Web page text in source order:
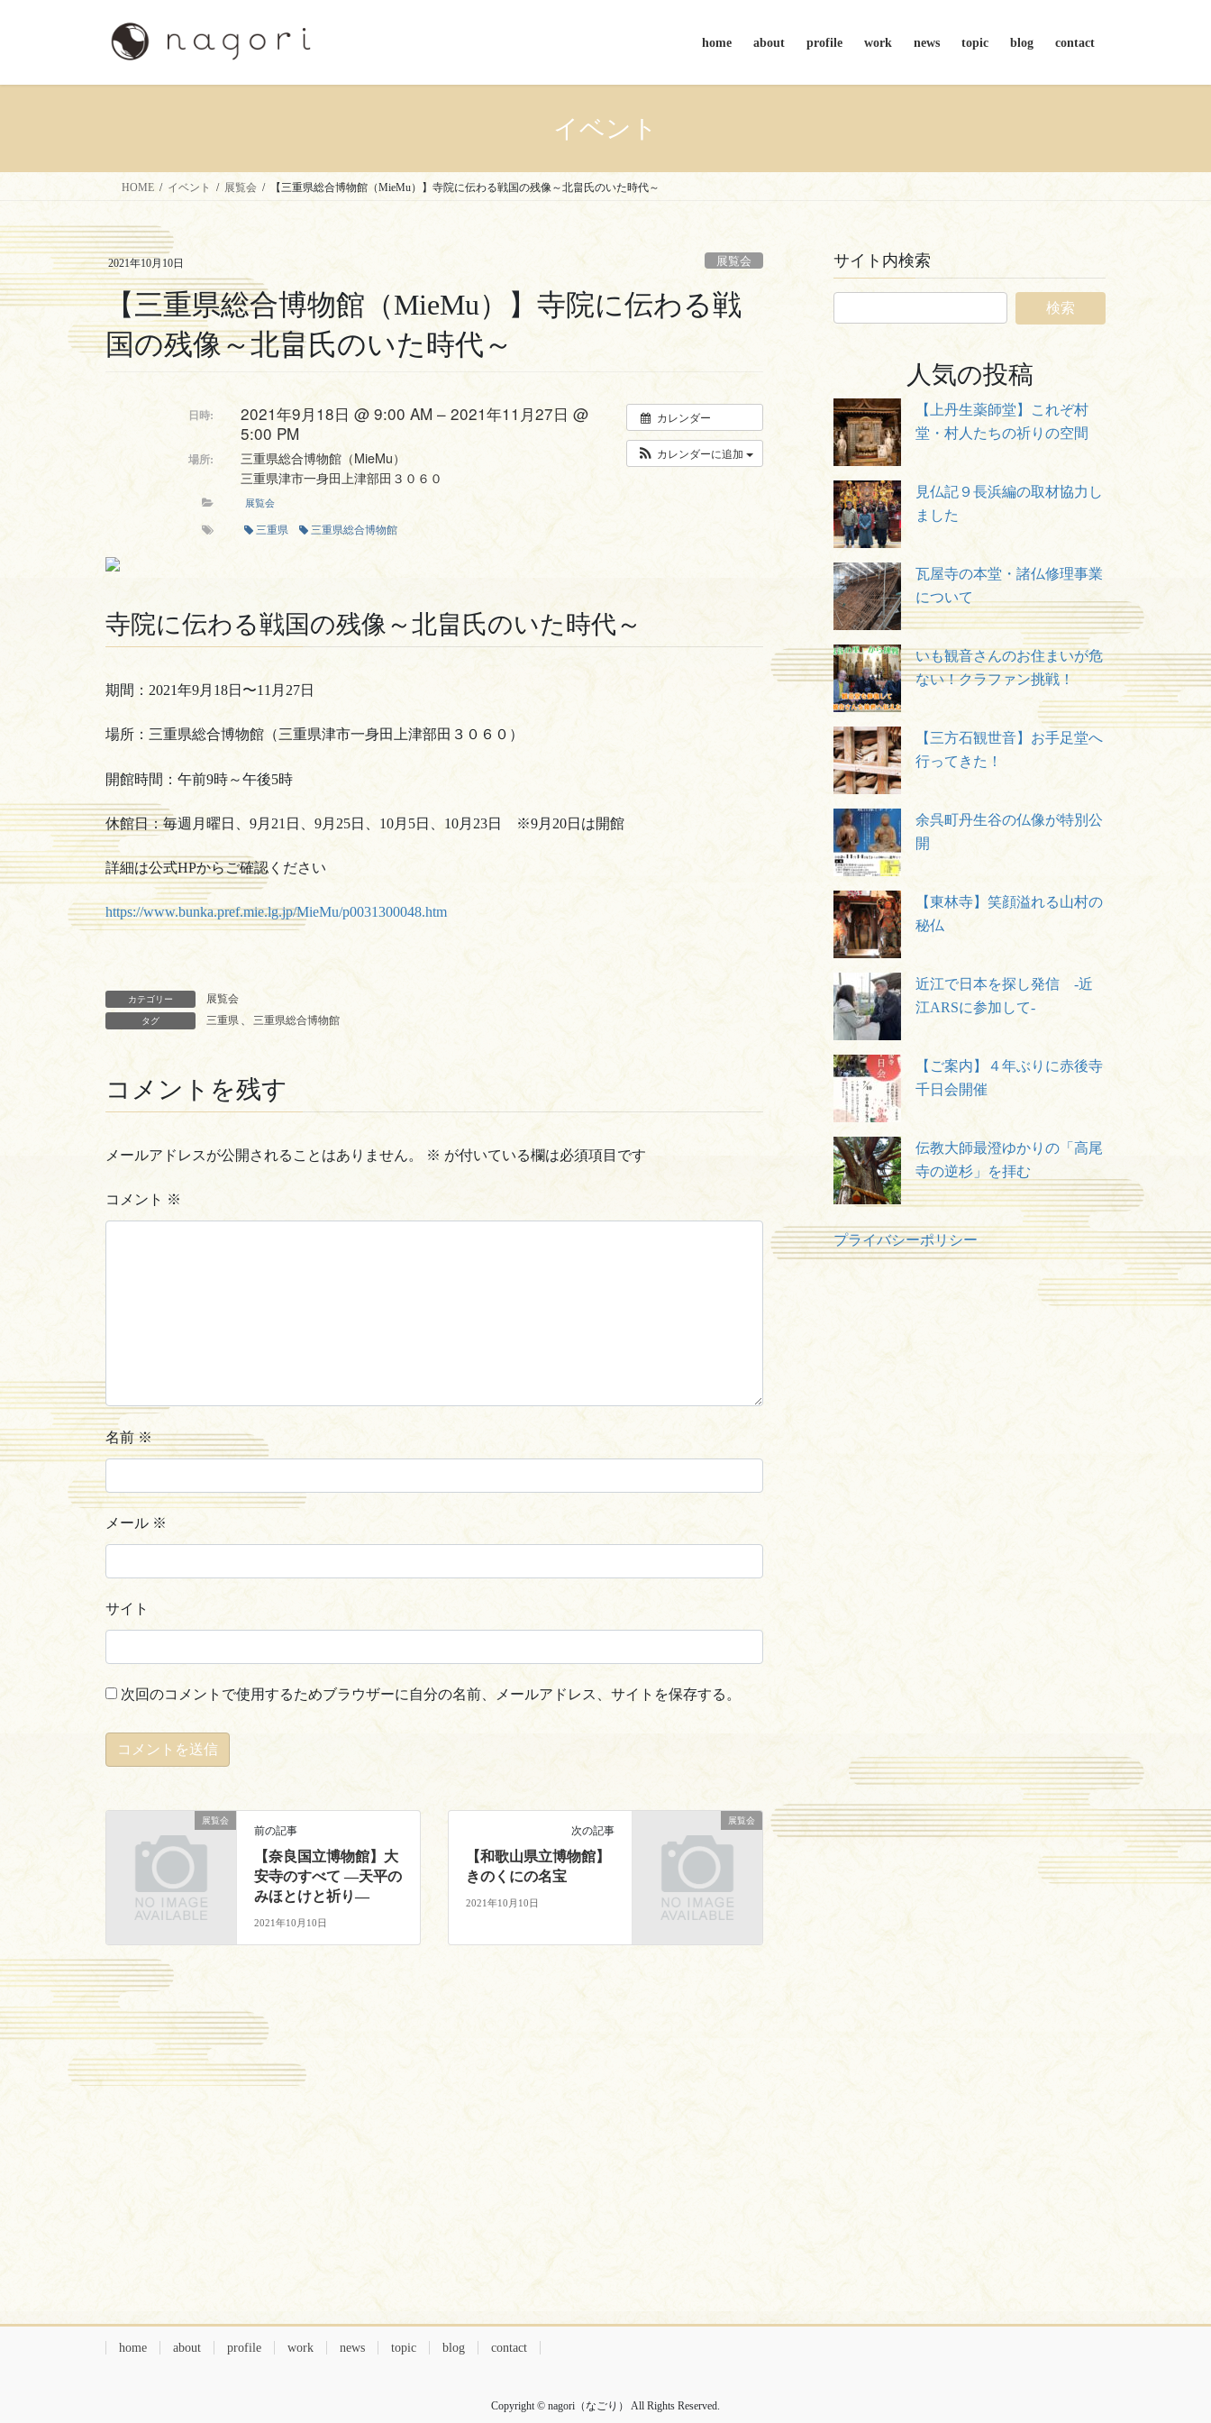
home about profile work news topic blog contact
イベント
HOME イベント 展覧会 【三重県総合博物館（MieMu）】寺院に伝わる戦国の残像～北畠氏のいた時代～
2021年10月10日 展覧会
【三重県総合博物館（MieMu）】寺院に伝わる戦
国の残像～北畠氏のいた時代～
カレンダー
カレンダーに追加
日時:
2021年9月18日 @ 9:00 AM – 2021年11月27日 @
5:00 PM
場所:
三重県総合博物館（MieMu）
三重県津市一身田上津部田３０６０
展覧会
三重県 三重県総合博物館
寺院に伝わる戦国の残像～北畠氏のいた時代～
期間：2021年9月18日〜11月27日
場所：三重県総合博物館（三重県津市一身田上津部田３０６０）
開館時間：午前9時～午後5時
休館日：毎週月曜日、9月21日、9月25日、10月5日、10月23日 ※9月20日は開館
詳細は公式HPからご確認ください
https://www.bunka.pref.mie.lg.jp/MieMu/p0031300048.htm
カテゴリー 展覧会
タグ 三重県 三重県総合博物館
コメントを残す
メールアドレスが公開されることはありません。 ※ が付いている欄は必須項目です
コメント ※
名前※
メール ※
サイト
次回のコメントで使用するためブラウザーに自分の名前、メールアドレス、サイトを保存する。
展覧会
前の記事
【奈良国立博物館】大
安寺のすべて ―天平の
みほとけと祈り―
2021年10月10日
展覧会
次の記事
【和歌山県立博物館】
きのくにの名宝
2021年10月10日
サイト内検索
人気の投稿
【上丹生薬師堂】これぞ村
堂・村人たちの祈りの空間
見仏記９長浜編の取材協力し
ました
瓦屋寺の本堂・諸仏修理事業
について
いも観音さんのお住まいが危
ない！クラファン挑戦！
【三方石観世音】お手足堂へ
行ってきた！
余呉町丹生谷の仏像が特別公
開
【東林寺】笑顔溢れる山村の
秘仏
近江で日本を探し発信 -近
江ARSに参加して-
【ご案内】４年ぶりに赤後寺
千日会開催
伝教大師最澄ゆかりの「高尾
寺の逆杉」を拝む
プライバシーポリシー
home about profile work news topic blog contact
Copyright © nagori（なごり） All Rights Reserved.